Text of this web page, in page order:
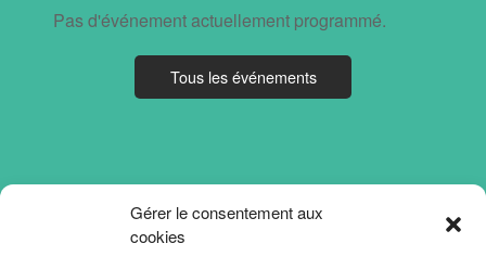
Gérer le consentement aux
cookies
Pas d'événement actuellement programmé.
Tous les événements